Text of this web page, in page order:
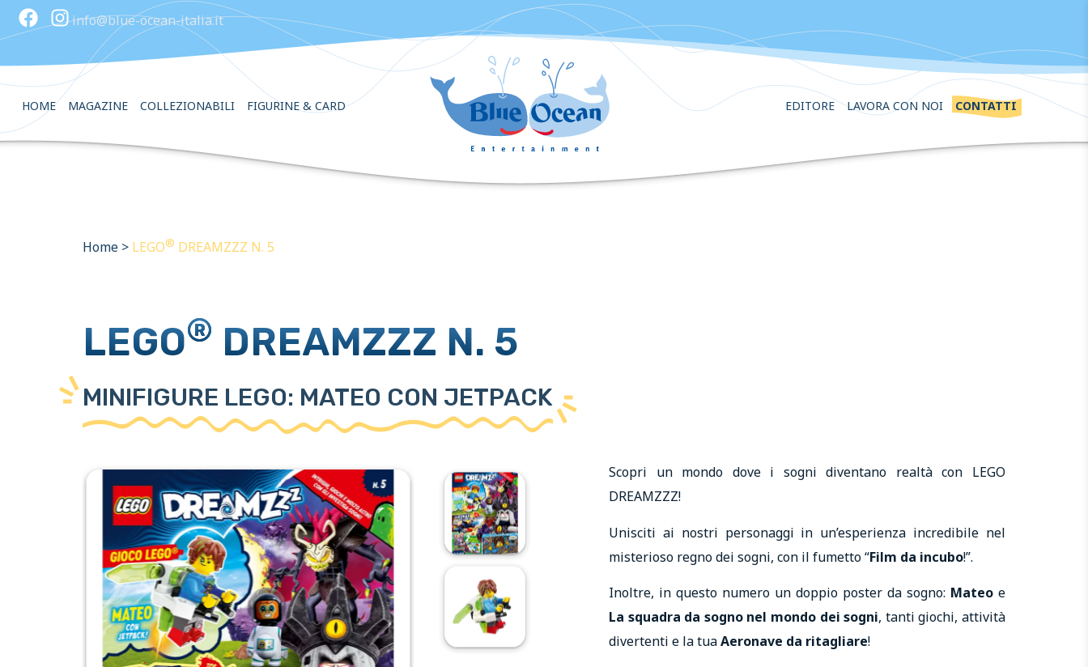
info@blue-ocean-italia.it
HOME MAGAZINE COLLEZIONABILI FIGURINE & CARD EDITORE LAVORA CON NOI CONTATTI
Home > LEGO® DREAMZZZ N. 5
LEGO® DREAMZZZ N. 5
MINIFIGURE LEGO: MATEO CON JETPACK
Scopri un mondo dove i sogni diventano realtà con LEGO
DREAMZZZ!
Unisciti ai nostri personaggi in un’esperienza incredibile nel
misterioso regno dei sogni, con il fumetto “Film da incubo!”.
Inoltre, in questo numero un doppio poster da sogno: Mateoe
La squadra da sogno nel mondo dei sogni, tanti giochi, attività
divertenti e la tuaAeronave da ritagliare!